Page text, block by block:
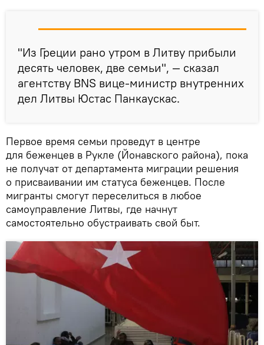
"Из Греции рано утром в Литву прибыли
десять человек, две семьи", — сказал
агентству BNS вице-министр внутренних
дел Литвы Юстас Панкаускас.
Первое время семьи проведут в центре
для беженцев в Рукле (Йонавского района), пока
не получат от департамента миграции решения
о присваивании им статуса беженцев. После
мигранты смогут переселиться в любое
самоуправление Литвы, где начнут
самостоятельно обустраивать свой быт.